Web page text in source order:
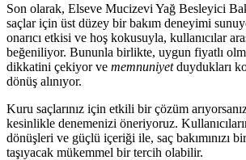
Son olarak, Elseve Mucizevi Yağ Besleyici
saçlar için üst düzey bir bakım deneyimi
onarıcı etkisi ve hoş kokusuyla, kullanıcılar
beğeniliyor. Bununla birlikte, uygun fiyatlı
dikkatini çekiyor ve memnuniyetduydukları
dönüş alınıyor.
Kuru saçlarınız için etkili bir çözüm
kesinlikle denemenizi öneriyoruz.
dönüşleri ve güçlü içeriği ile, saç bakımınızı
taşıyacak mükemmel bir tercih olabilir.